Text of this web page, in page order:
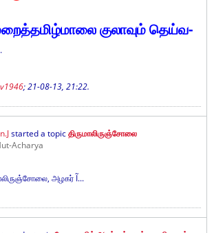
குலாவும் தெய்வ-
;21-08-13, 21:22.
started a topicதிருமாலிருஞ்சோலை
Acharya
அழகர் Ĩ...